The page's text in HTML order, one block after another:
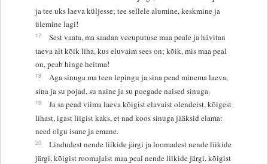
ja tee uks laeva küljesse; tee sellele alumine, keskmine ja
ülemine lagi!
17
Sest vaata, ma saadan veeuputuse maa peale ja hävitan
taeva alt kõik liha, kus eluvaim sees on; kõik, mis maa peal
on, peab hinge heitma!
18
Aga sinuga ma teen lepingu ja sina pead minema laeva,
sina ja su pojad, su naine ja su poegade naised sinuga.
19
Ja sa pead viima laeva kõigist elavaist olendeist, kõigest
lihast, igast liigist kaks, et nad koos sinuga jääksid elama:
need olgu isane ja emane.
20
Lindudest nende liikide järgi ja loomadest nende liikide
järgi, kõigist roomajaist maa peal nende liikide järgi, kõigist